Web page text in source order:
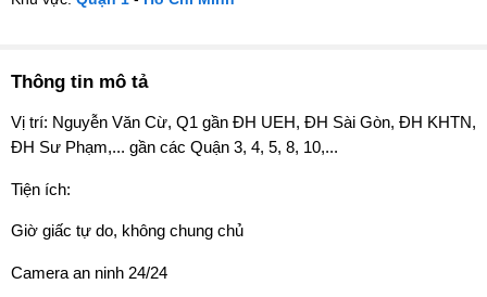
Thông tin mô tả
Vị trí: Nguyễn Văn Cừ, Q1 gần ĐH UEH, ĐH Sài Gòn, ĐH KHTN,
ĐH Sư Phạm,... gần các Quận 3, 4, 5, 8, 10,...
Tiện ích:
Giờ giấc tự do, không chung chủ
Camera an ninh 24/24